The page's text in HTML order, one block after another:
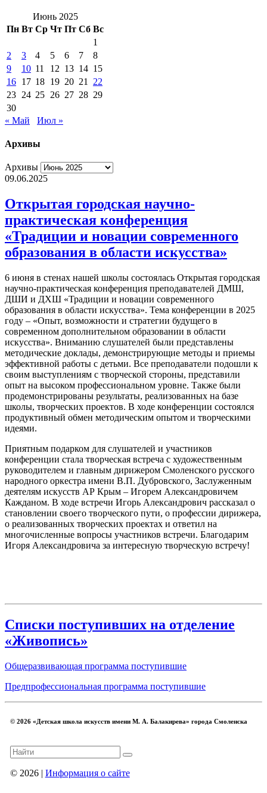
Июнь 2025
Пн Вт Ср Чт Пт Сб Вс
1
2
3 4 5 6 7
8
9
10 11 12 13 14 15
16 17 18 19 20 21
22
23 24 25 26 27 28 29
30
« Май
Июл »
Архивы
Архивы
09.06.2025
Открытая городская научно-
практическая конференция
«Традиции и новации современного
образования в области искусства»
6 июня в стенах нашей школы состоялась Открытая городская
научно-практическая конференция преподавателей ДМШ,
ДШИ и ДХШ «Традиции и новации современного
образования в области искусства». Тема конференции в 2025
году – «Опыт, возможности и стратегии будущего в
современном дополнительном образовании в области
искусства». Вниманию слушателей были представлены
методические доклады, демонстрирующие методы и приемы
эффективной работы с детьми. Все преподаватели подошли к
своим выступлениям с творческой стороны, представили
опыт на высоком профессиональном уровне. Также были
продемонстрированы результаты, реализованных на базе
школы, творческих проектов. В ходе конференции состоялся
продуктивный обмен методическим опытом и творческими
идеями.
Приятным подарком для слушателей и участников
конференции стала творческая встреча с художественным
руководителем и главным дирижером Смоленского русского
народного оркестра имени В.П. Дубровского, Заслуженным
деятелям искусств АР Крым – Игорем Александровичем
Кажданом. В ходе встречи Игорь Александрович рассказал о
становлении своего творческого пути, о профессии дирижера,
о реализованных творческих проектах и ответил на
многочисленные вопросы участников встречи. Благодарим
Игоря Александровича за интересную творческую встречу!
Списки поступивших на отделение
«Живопись»
Общеразвивающая программа поступившие
Предпрофессиональная программа поступившие
© 2026 «Детская школа искусств имени М. А. Балакирева» города Смоленска
© 2026 | Информация о сайте